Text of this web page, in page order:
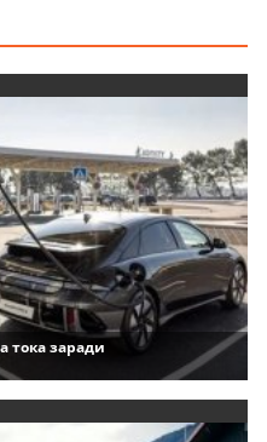
заради